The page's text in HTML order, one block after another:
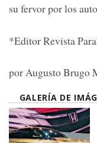
su fervor por los
*Editor Revista
por Augusto Brugo
GALERÍA DE